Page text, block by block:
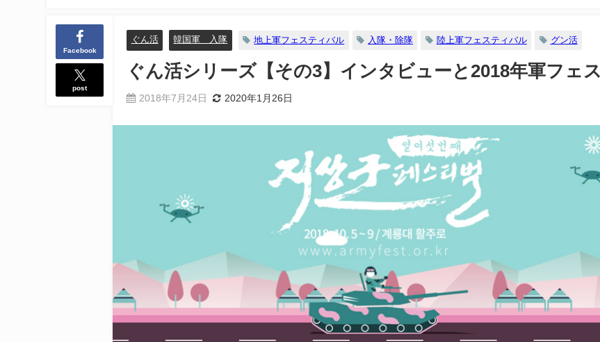
Facebook
post
ぐん活 韓国軍 入隊 地上軍フェスティバル 入隊・除隊 陸上軍フェスティバル グン活
ぐん活シリーズ【その3】インタビューと2018年軍フェス
2018年7月24日 2020年1月26日